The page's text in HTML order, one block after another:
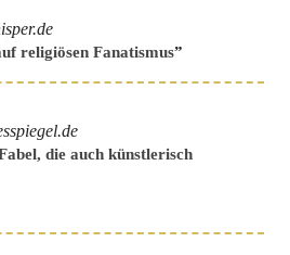
religiösen Fanatismus”
die auch künstlerisch